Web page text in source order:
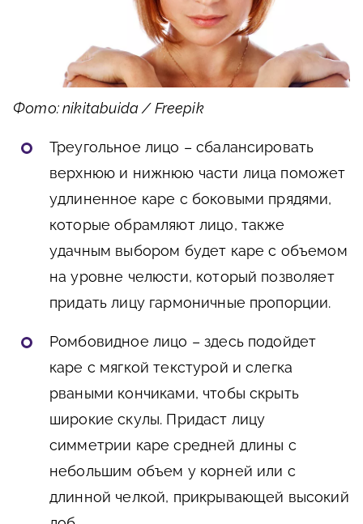
Фото: nikitabuida / Freepik
Треугольное лицо – сбалансировать
верхнюю и нижнюю части лица поможет
удлиненное каре с боковыми прядями,
которые обрамляют лицо, также
удачным выбором будет каре с объемом
на уровне челюсти, который позволяет
придать лицу гармоничные пропорции.
Ромбовидное лицо – здесь подойдет
каре с мягкой текстурой и слегка
рваными кончиками, чтобы скрыть
широкие скулы. Придаст лицу
симметрии каре средней длины с
небольшим объем у корней или с
длинной челкой, прикрывающей высокий